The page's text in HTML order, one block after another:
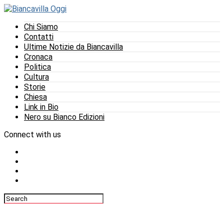
Chi Siamo
Contatti
Ultime Notizie da Biancavilla
Cronaca
Politica
Cultura
Storie
Chiesa
Link in Bio
Nero su Bianco Edizioni
Connect with us